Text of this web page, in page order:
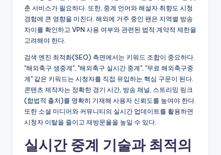
춘 서비스가 필요하다. 또한, 중계 언어와 해설자 취향도 시청
경험에 큰 영향을 미친다. 해외에 거주 중인 팬은 지역별 방송
차이를 확인하고 VPN 사용 여부와 관련된 법적·계약적 제한을
고려해야 한다.
검색 엔진 최적화(SEO) 측면에서는 키워드 조합이 중요하다.
"해외축구 생중계", "해외축구 실시간 중계", "무료 해외축구중
계" 같은 키워드는 시청자를 직접 유입하는 핵심 구문이 된다.
콘텐츠 제작자는 정확한 경기 시간, 방송 채널, 스트리밍 링크
(합법적 출처)를 명확히 기재해 사용자 신뢰도를 높여야 한다.
또한 소셜 미디어와 커뮤니티의 실시간 업데이트를 활용하면
시청자 이탈을 줄이고 재방문율을 높일 수 있다.
실시간 중계 기술과 최적의